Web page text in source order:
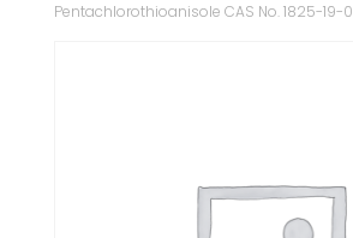
Pentachlorothioanisole CAS No. 1825-19-0